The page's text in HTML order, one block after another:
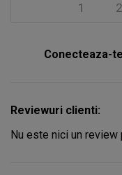
2
1
Conecteaza-
Reviewuri clienti:
Nu este nici un review